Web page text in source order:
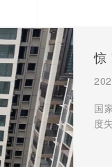
惊
国
度